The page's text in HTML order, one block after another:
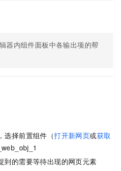
器内组件面板中各输出项的帮
选择前置组件（打开新网页或获取
到的需要等待出现的网页元素